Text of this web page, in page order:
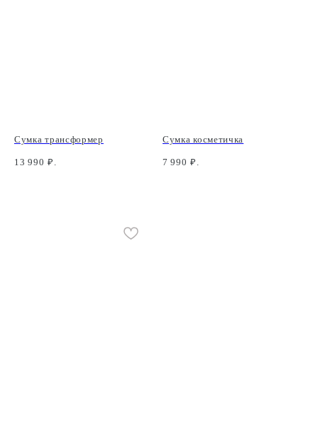
Сумка трансформер
13 990 ₽.
Сумка косметичка
7 990 ₽.